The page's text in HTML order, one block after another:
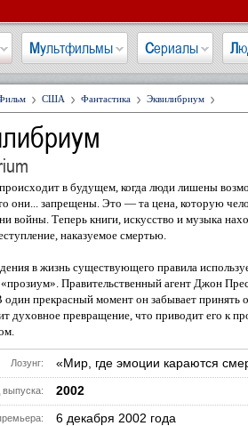
Мультфильмы Сериалы
США Фантастика Эквилибриум
в будущем, когда люди лишены
они... запрещены. Это — та цена, которую
войны. Теперь книги, искусство и музыка
наказуемое смертью.
в жизнь существующего правила
«прозиум». Правительственный агент Джон
один прекрасный момент он забывает принять
духовное превращение, что приводит его к
Лозунг: «Мир, где эмоции караются
выпуска: 2002
6 декабря 2002 года